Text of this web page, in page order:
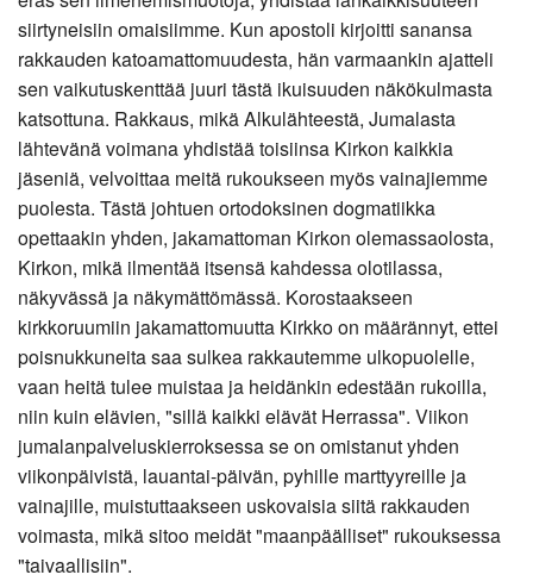
siirtyneisiin omaisiimme. Kun apostoli kirjoitti sanansa
rakkauden katoamattomuudesta, hän varmaankin ajatteli
sen vaikutuskenttää juuri tästä ikuisuuden näkökulmasta
katsottuna. Rakkaus, mikä Alkulähteestä, Jumalasta
lähtevänä voimana yhdistää toisiinsa Kirkon kaikkia
jäseniä, velvoittaa meitä rukoukseen myös vainajiemme
puolesta. Tästä johtuen ortodoksinen dogmatiikka
opettaakin yhden, jakamattoman Kirkon olemassaolosta,
Kirkon, mikä ilmentää itsensä kahdessa olotilassa,
näkyvässä ja näkymättömässä. Korostaakseen
kirkkoruumiin jakamattomuutta Kirkko on määrännyt, ettei
poisnukkuneita saa sulkea rakkautemme ulkopuolelle,
vaan heitä tulee muistaa ja heidänkin edestään rukoilla,
niin kuin elävien, "sillä kaikki elävät Herrassa". Viikon
jumalanpalveluskierroksessa se on omistanut yhden
viikonpäivistä, lauantai-päivän, pyhille marttyyreille ja
vainajille, muistuttaakseen uskovaisia siitä rakkauden
voimasta, mikä sitoo meidät "maanpäälliset" rukouksessa
"taivaallisiin".